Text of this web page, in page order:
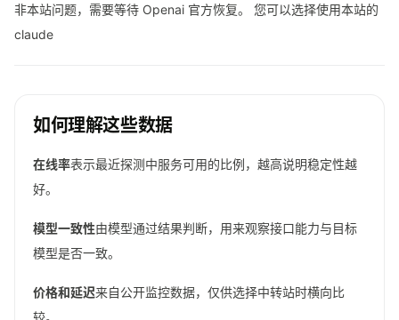
非本站问题，需要等待 Openai 官方恢复。 您可以选择使用本站的
claude
如何理解这些数据
在线率表示最近探测中服务可用的比例，越高说明稳定性越
好。
模型一致性由模型通过结果判断，用来观察接口能力与目标
模型是否一致。
价格和延迟来自公开监控数据，仅供选择中转站时横向比
较。